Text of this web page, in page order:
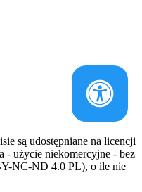
są udostępniane na licencji
- użycie niekomercyjne - bez
NC-ND 4.0 PL), o ile nie